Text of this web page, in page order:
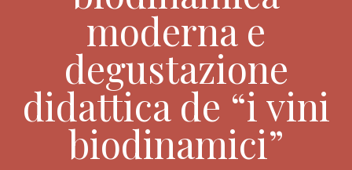
moderna e
degustazione
didattica de “i vini
biodinamici”